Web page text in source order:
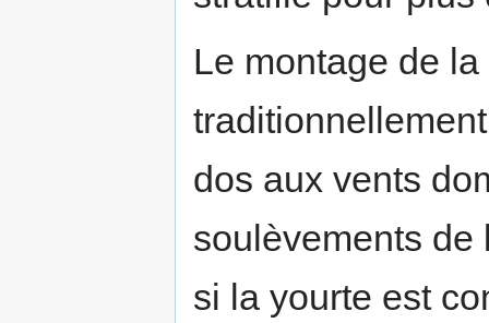
Le montage de
dos aux vents
soulèvements de
si la yourte est